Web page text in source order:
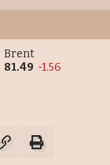
Brent
81.49 -1.56